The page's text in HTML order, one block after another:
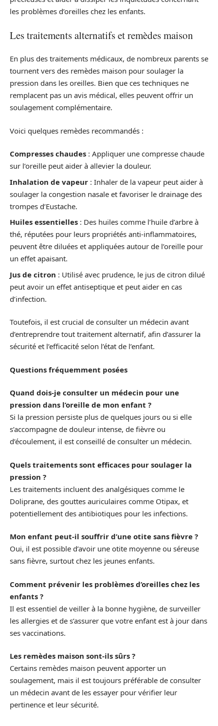
les problèmes d’oreilles chez les enfants.
Les traitements alternatifs et remèdes maison
En plus des traitements médicaux, de nombreux parents se
tournent vers des remèdes maison pour soulager la
pression dans les oreilles. Bien que ces techniques ne
remplacent pas un avis médical, elles peuvent offrir un
soulagement complémentaire.
Voici quelques remèdes recommandés :
Compresses chaudes : Appliquer une compresse chaude
sur l’oreille peut aider à allevier la douleur.
Inhalation de vapeur : Inhaler de la vapeur peut aider à
soulager la congestion nasale et favoriser le drainage des
trompes d’Eustache.
Huiles essentielles : Des huiles comme l’huile d’arbre à
thé, réputées pour leurs propriétés anti-inflammatoires,
peuvent être diluées et appliquées autour de l’oreille pour
un effet apaisant.
Jus de citron : Utilisé avec prudence, le jus de citron dilué
peut avoir un effet antiseptique et peut aider en cas
d’infection.
Toutefois, il est crucial de consulter un médecin avant
d’entreprendre tout traitement alternatif, afin d’assurer la
sécurité et l’efficacité selon l’état de l’enfant.
Questions fréquemment posées
Quand dois-je consulter un médecin pour une
pression dans l’oreille de mon enfant ?
Si la pression persiste plus de quelques jours ou si elle
s’accompagne de douleur intense, de fièvre ou
d’écoulement, il est conseillé de consulter un médecin.
Quels traitements sont efficaces pour soulager la
pression ?
Les traitements incluent des analgésiques comme le
Doliprane, des gouttes auriculaires comme Otipax, et
potentiellement des antibiotiques pour les infections.
Mon enfant peut-il souffrir d’une otite sans fièvre ?
Oui, il est possible d’avoir une otite moyenne ou séreuse
sans fièvre, surtout chez les jeunes enfants.
Comment prévenir les problèmes d’oreilles chez les
enfants ?
Il est essentiel de veiller à la bonne hygiène, de surveiller
les allergies et de s’assurer que votre enfant est à jour dans
ses vaccinations.
Les remèdes maison sont-ils sûrs ?
Certains remèdes maison peuvent apporter un
soulagement, mais il est toujours préférable de consulter
un médecin avant de les essayer pour vérifier leur
pertinence et leur sécurité.